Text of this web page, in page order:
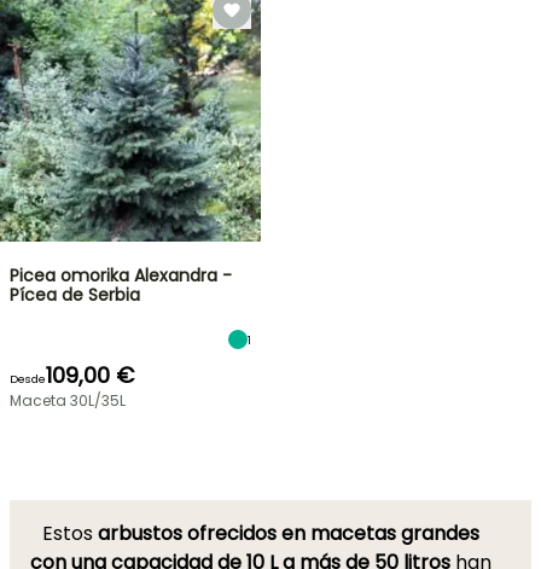
Picea omorika Alexandra -
Pícea de Serbia
1
Desde109,00 €
Maceta 30L/35L
Estosarbustos ofrecidos en macetas grandes
con una capacidad de 10 L a más de 50 litros han